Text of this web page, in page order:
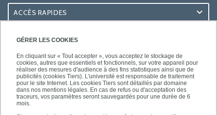
GÉRER LES COOKIES
En cliquant sur « Tout accepter », vous acceptez le stockage de
cookies, autres que essentiels et fonctionnels, sur votre appareil pour
réaliser des mesures d'audience à des fins statistiques ainsi que de
publicités (cookies Tiers). L'université est responsable de traitement
pour le site Internet. Les cookies Tiers sont détaillés par domaine
dans nos mentions légales. En cas de refus ou d'acceptation des
traceurs, vos paramètres seront sauvegardés pour une durée de 6
mois.
ACCÈS RAPIDES
ACCÈS PRATIQUES
SUIVEZ-NOUS